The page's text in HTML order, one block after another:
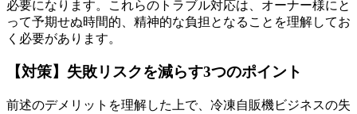
必要になります。これらのトラブル対応は、オーナー様にと
って予期せぬ時間的、精神的な負担となることを理解してお
く必要があります。
【対策】失敗リスクを減らす3つのポイント
前述のデメリットを理解した上で、冷凍自販機ビジネスの失